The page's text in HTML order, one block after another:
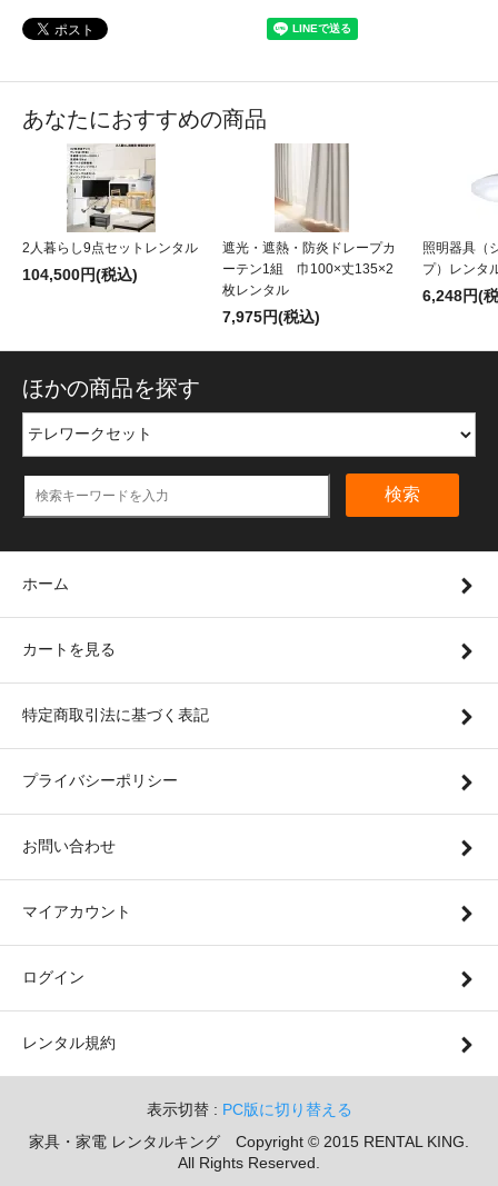
あなたにおすすめの商品
2人暮らし9点セットレンタル
104,500円(税込)
遮光・遮熱・防炎ドレープカ
ーテン1組 巾100×丈135×2
枚レンタル
7,975円(税込)
照明器具（
プ）レンタ
6,248円(
ほかの商品を探す
検索
ホーム
カートを見る
特定商取引法に基づく表記
プライバシーポリシー
お問い合わせ
マイアカウント
ログイン
レンタル規約
表示切替 : PC版に切り替える
家具・家電 レンタルキング Copyright © 2015 RENTAL KING.
All Rights Reserved.